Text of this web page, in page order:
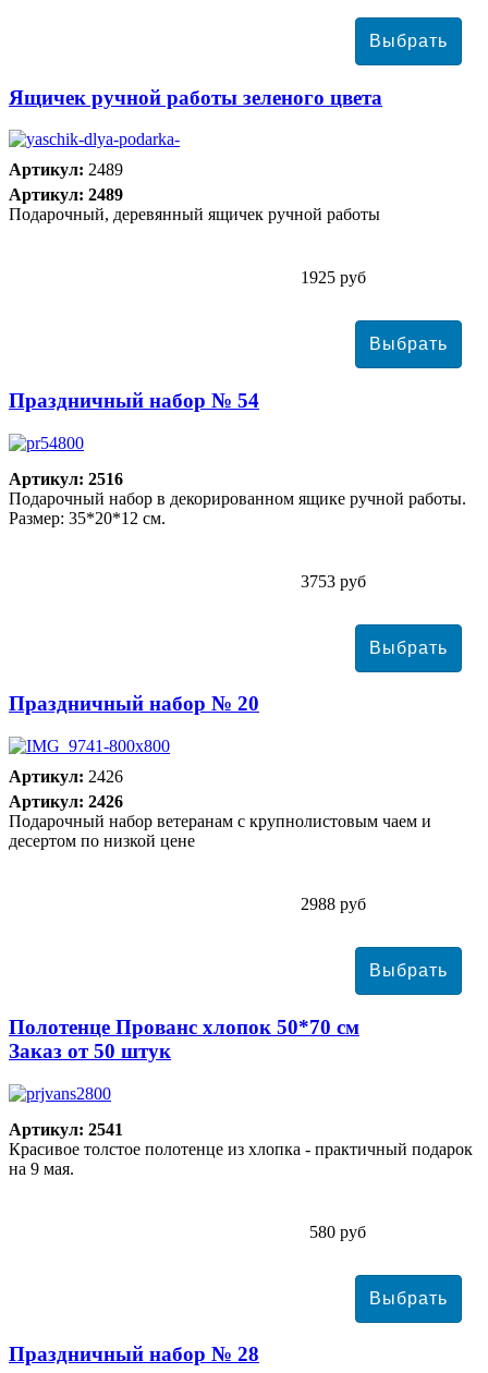
Ящичек ручной работы зеленого цвета
Артикул: 2489
Артикул: 2489
Подарочный, деревянный ящичек ручной работы
1925 руб
Праздничный набор № 54
Артикул: 2516
Подарочный набор в декорированном ящике ручной работы.
Размер: 35*20*12 см.
3753 руб
Праздничный набор № 20
Артикул: 2426
Артикул: 2426
Подарочный набор ветеранам с крупнолистовым чаем и
десертом по низкой цене
2988 руб
Полотенце Прованс хлопок 50*70 см
Заказ от 50 штук
Артикул: 2541
Красивое толстое полотенце из хлопка - практичный подарок
на 9 мая.
580 руб
Праздничный набор № 28